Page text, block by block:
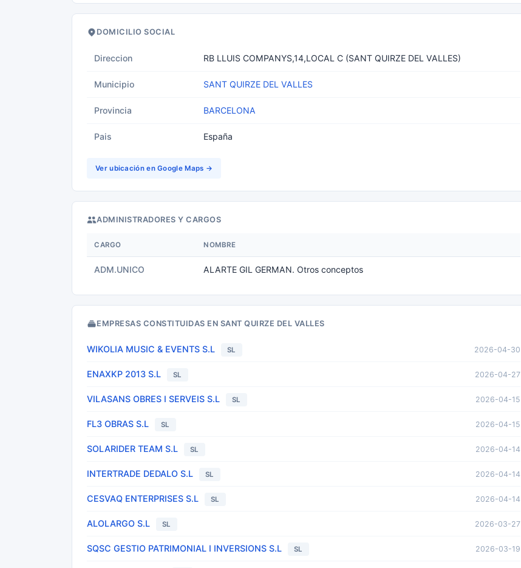
DOMICILIO SOCIAL
Direccion RB LLUIS COMPANYS,14,LOCAL C (SANT QUIRZE DEL VALLES)
Municipio SANT QUIRZE DEL VALLES
Provincia BARCELONA
Pais España
Ver ubicación en Google Maps →
ADMINISTRADORES Y CARGOS
CARGO NOMBRE
ADM.UNICO ALARTE GIL GERMAN. Otros conceptos
EMPRESAS CONSTITUIDAS EN SANT QUIRZE DEL VALLES
WIKOLIA MUSIC & EVENTS S.L SL 2026-04-30
ENAXKP 2013 S.L SL 2026-04-27
VILASANS OBRES I SERVEIS S.L SL 2026-04-15
FL3 OBRAS S.L SL 2026-04-15
SOLARIDER TEAM S.L SL 2026-04-14
INTERTRADE DEDALO S.L SL 2026-04-14
CESVAQ ENTERPRISES S.L SL 2026-04-14
ALOLARGO S.L SL 2026-03-27
SQSC GESTIO PATRIMONIAL I INVERSIONS S.L SL 2026-03-19